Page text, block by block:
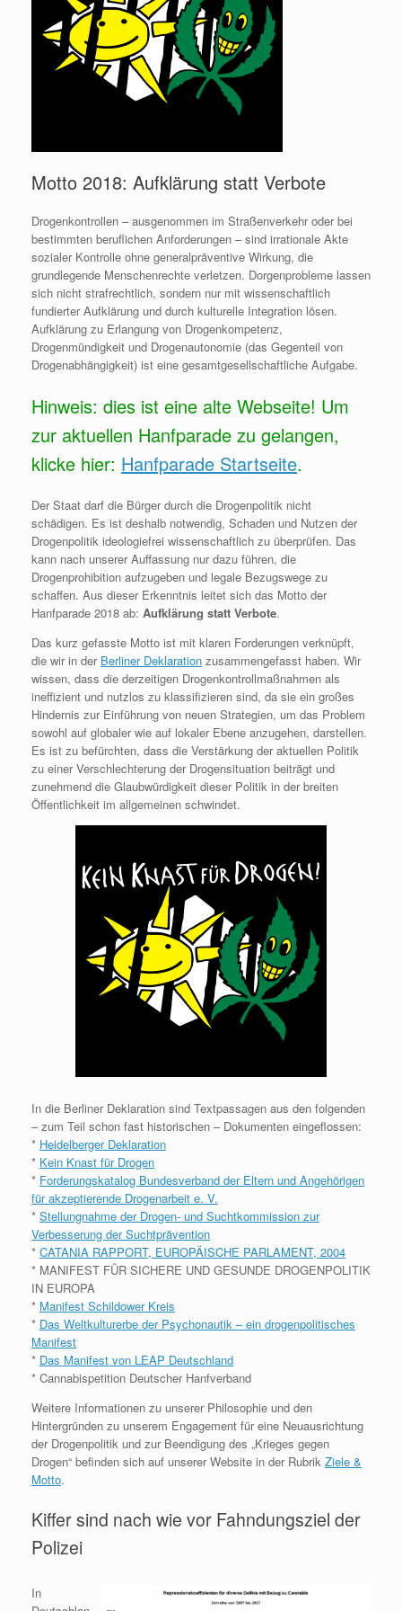
Motto 2018: Aufklärung statt Verbote
Drogenkontrollen – ausgenommen im Straßenverkehr oder bei
bestimmten beruflichen Anforderungen – sind irrationale Akte
sozialer Kontrolle ohne generalpräventive Wirkung, die
grundlegende Menschenrechte verletzen. Dorgenprobleme lassen
sich nicht strafrechtlich, sondern nur mit wissenschaftlich
fundierter Aufklärung und durch kulturelle Integration lösen.
Aufklärung zu Erlangung von Drogenkompetenz,
Drogenmündigkeit und Drogenautonomie (das Gegenteil von
Drogenabhängigkeit) ist eine gesamtgesellschaftliche Aufgabe.
Hinweis: dies ist eine alte Webseite! Um
zur aktuellen Hanfparade zu gelangen,
klicke hier: Hanfparade Startseite.
Der Staat darf die Bürger durch die Drogenpolitik nicht
schädigen. Es ist deshalb notwendig, Schaden und Nutzen der
Drogenpolitik ideologiefrei wissenschaftlich zu überprüfen. Das
kann nach unserer Auffassung nur dazu führen, die
Drogenprohibition aufzugeben und legale Bezugswege zu
schaffen. Aus dieser Erkenntnis leitet sich das Motto der
Hanfparade 2018 ab: Aufklärung statt Verbote.
Das kurz gefasste Motto ist mit klaren Forderungen verknüpft,
die wir in der Berliner Deklaration zusammengefasst haben. Wir
wissen, dass die derzeitigen Drogenkontrollmaßnahmen als
ineffizient und nutzlos zu klassifizieren sind, da sie ein großes
Hindernis zur Einführung von neuen Strategien, um das Problem
sowohl auf globaler wie auf lokaler Ebene anzugehen, darstellen.
Es ist zu befürchten, dass die Verstärkung der aktuellen Politik
zu einer Verschlechterung der Drogensituation beiträgt und
zunehmend die Glaubwürdigkeit dieser Politik in der breiten
Öffentlichkeit im allgemeinen schwindet.
In die Berliner Deklaration sind Textpassagen aus den folgenden
– zum Teil schon fast historischen – Dokumenten eingeflossen:
* Heidelberger Deklaration
* Kein Knast für Drogen
* Forderungskatalog Bundesverband der Eltern und Angehörigen
für akzeptierende Drogenarbeit e. V.
* Stellungnahme der Drogen- und Suchtkommission zur
Verbesserung der Suchtprävention
* CATANIA RAPPORT, EUROPÄISCHE PARLAMENT, 2004
* MANIFEST FÜR SICHERE UND GESUNDE DROGENPOLITIK
IN EUROPA
* Manifest Schildower Kreis
* Das Weltkulturerbe der Psychonautik – ein drogenpolitisches
Manifest
* Das Manifest von LEAP Deutschland
* Cannabispetition Deutscher Hanfverband
Weitere Informationen zu unserer Philosophie und den
Hintergründen zu unserem Engagement für eine Neuausrichtung
der Drogenpolitik und zur Beendigung des „Krieges gegen
Drogen“ befinden sich auf unserer Website in der Rubrik Ziele &
Motto.
Kiffer sind nach wie vor Fahndungsziel der
Polizei
In